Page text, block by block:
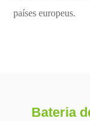
países europeus.
Bateria